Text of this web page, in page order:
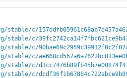
c/
c/
c/
c/
c/
c/